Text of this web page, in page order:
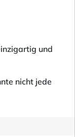
und
nicht jede